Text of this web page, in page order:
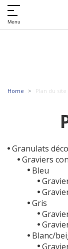
Menu
Home Plan du site
Granulats
Graviers
Bleu
Gris
Blanc/